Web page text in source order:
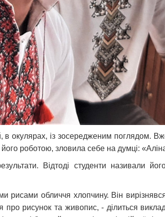
окулярах, із зосередженим поглядом.
роботою, зловила себе на думці:
Відтоді студенти називали
рисами обличчя хлопчину. Він
про рисунок та живопис, - ділиться